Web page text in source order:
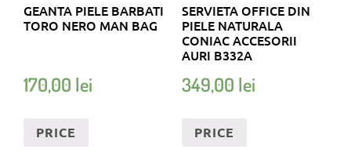
GEANTA PIELE BARBATI
TORO NERO MAN BAG
170,00 lei
PRICE
SERVIETA OFFICE DIN
PIELE NATURALA
CONIAC ACCESORII
AURI B332A
349,00 lei
PRICE